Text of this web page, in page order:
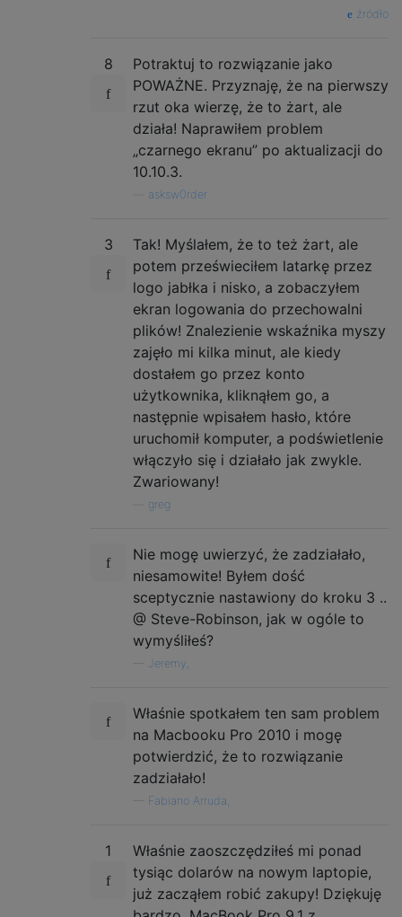
źródło
8
Potraktuj to rozwiązanie jako
POWAŻNE. Przyznaję, że na pierwszy
rzut oka wierzę, że to żart, ale
działa! Naprawiłem problem
„czarnego ekranu” po aktualizacji do
10.10.3.
asksw0rder
3
Tak! Myślałem, że to też żart, ale
potem prześwieciłem latarkę przez
logo jabłka i nisko, a zobaczyłem
ekran logowania do przechowalni
plików! Znalezienie wskaźnika myszy
zajęło mi kilka minut, ale kiedy
dostałem go przez konto
użytkownika, kliknąłem go, a
następnie wpisałem hasło, które
uruchomił komputer, a podświetlenie
włączyło się i działało jak zwykle.
Zwariowany!
greg
Nie mogę uwierzyć, że zadziałało,
niesamowite! Byłem dość
sceptycznie nastawiony do kroku 3 ..
@ Steve-Robinson, jak w ogóle to
wymyśliłeś?
Jeremy,
Właśnie spotkałem ten sam problem
na Macbooku Pro 2010 i mogę
potwierdzić, że to rozwiązanie
zadziałało!
Fabiano Arruda,
1
Właśnie zaoszczędziłeś mi ponad
tysiąc dolarów na nowym laptopie,
już zacząłem robić zakupy! Dziękuję